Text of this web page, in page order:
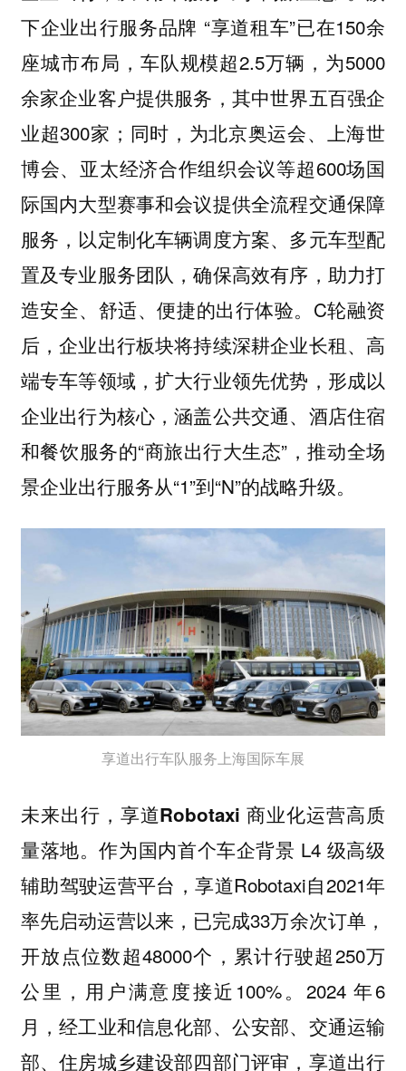
下企业出行服务品牌 “享道租车”已在150余
座城市布局，车队规模超2.5万辆，为5000
余家企业客户提供服务，其中世界五百强企
业超300家；同时，为北京奥运会、上海世
博会、亚太经济合作组织会议等超600场国
际国内大型赛事和会议提供全流程交通保障
服务，以定制化车辆调度方案、多元车型配
置及专业服务团队，确保高效有序，助力打
造安全、舒适、便捷的出行体验。C轮融资
后，企业出行板块将持续深耕企业长租、高
端专车等领域，扩大行业领先优势，形成以
企业出行为核心，涵盖公共交通、酒店住宿
和餐饮服务的“商旅出行大生态”，推动全场
景企业出行服务从“1”到“N”的战略升级。
享道出行车队服务上海国际车展
未来出行，享道Robotaxi 商业化运营高质
量落地。作为国内首个车企背景 L4 级高级
辅助驾驶运营平台，享道Robotaxi自2021年
率先启动运营以来，已完成33万余次订单，
开放点位数超48000个，累计行驶超250万
公里，用户满意度接近100%。2024 年6
月，经工业和信息化部、公安部、交通运输
部、住房城乡建设部四部门评审，享道出行